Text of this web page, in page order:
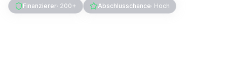
Finanzierer· 200+ Abschlusschance· Hoch